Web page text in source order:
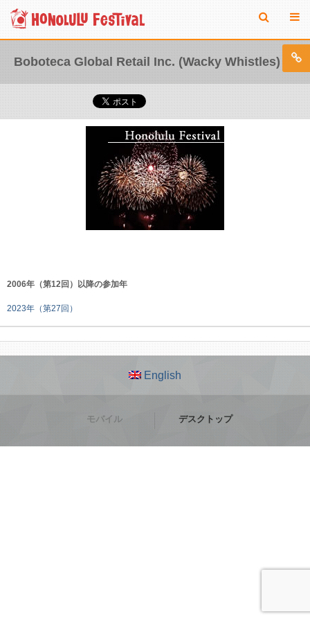
Boboteca Global Retail Inc. (Wacky Whistles)
2006年（第12回）以降の参加年
2023年（第27回）
English
モバイル デスクトップ